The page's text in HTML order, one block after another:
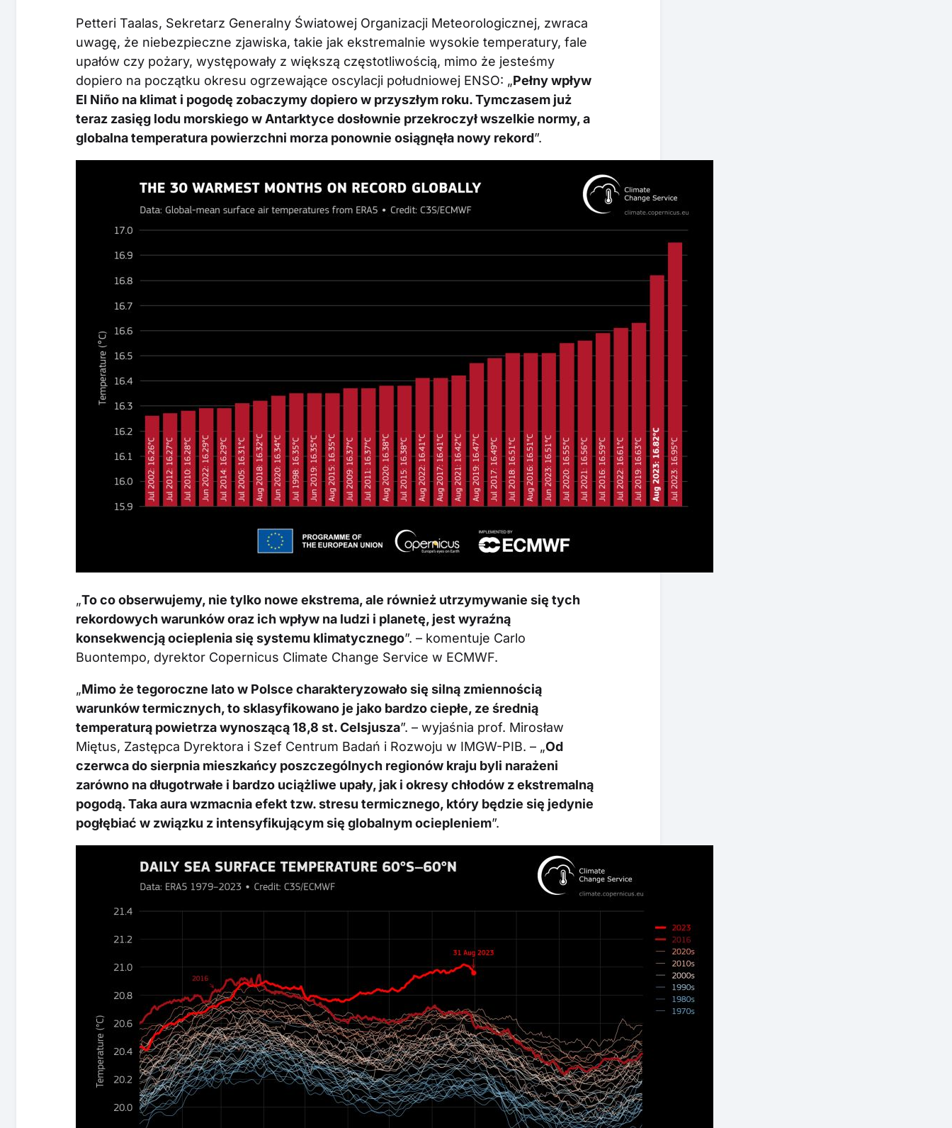
Petteri Taalas, Sekretarz Generalny Światowej Organizacji Meteorologicznej, zwraca
uwagę, że niebezpieczne zjawiska, takie jak ekstremalnie wysokie temperatury, fale
upałów czy pożary, występowały z większą częstotliwością, mimo że jesteśmy
dopiero na początku okresu ogrzewające oscylacji południowej ENSO: „Pełny wpływ
El Niño na klimat i pogodę zobaczymy dopiero w przyszłym roku. Tymczasem już
teraz zasięg lodu morskiego w Antarktyce dosłownie przekroczył wszelkie normy, a
globalna temperatura powierzchni morza ponownie osiągnęła nowy rekord”.
„To co obserwujemy, nie tylko nowe ekstrema, ale również utrzymywanie się tych
rekordowych warunków oraz ich wpływ na ludzi i planetę, jest wyraźną
konsekwencją ocieplenia się systemu klimatycznego”. – komentuje Carlo
Buontempo, dyrektor Copernicus Climate Change Service w ECMWF.
„Mimo że tegoroczne lato w Polsce charakteryzowało się silną zmiennością
warunków termicznych, to sklasyfikowano je jako bardzo ciepłe, ze średnią
temperaturą powietrza wynoszącą 18,8 st. Celsjusza”. – wyjaśnia prof. Mirosław
Miętus, Zastępca Dyrektora i Szef Centrum Badań i Rozwoju w IMGW-PIB. – „Od
czerwca do sierpnia mieszkańcy poszczególnych regionów kraju byli narażeni
zarówno na długotrwałe i bardzo uciążliwe upały, jak i okresy chłodów z ekstremalną
pogodą. Taka aura wzmacnia efekt tzw. stresu termicznego, który będzie się jedynie
pogłębiać w związku z intensyfikującym się globalnym ociepleniem”.